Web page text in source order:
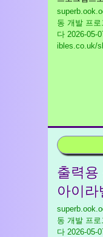
동 개발 프
다 2026-05-
ibles.co.uk/
출력용
아이라
동 개발 프
다 2026-05-